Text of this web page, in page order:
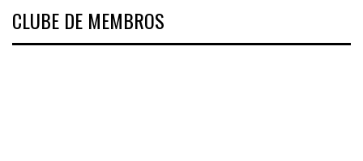
CLUBE DE MEMBROS